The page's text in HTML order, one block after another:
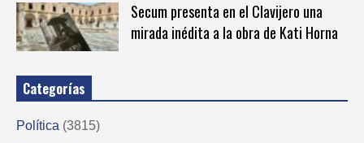
Secum presenta en el Clavijero una
mirada inédita a la obra de Kati Horna
Categorías
Política (3815)